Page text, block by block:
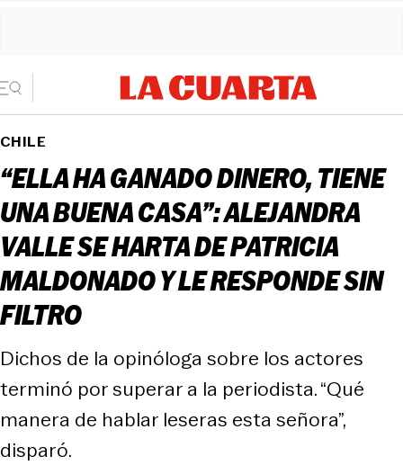
CHILE
“ELLA HA GANADO DINERO, TIENE
UNA BUENA CASA”: ALEJANDRA
VALLE SE HARTA DE PATRICIA
MALDONADO Y LE RESPONDE SIN
FILTRO
Dichos de la opinóloga sobre los actores
terminó por superar a la periodista. “Qué
manera de hablar leseras esta señora”,
disparó.